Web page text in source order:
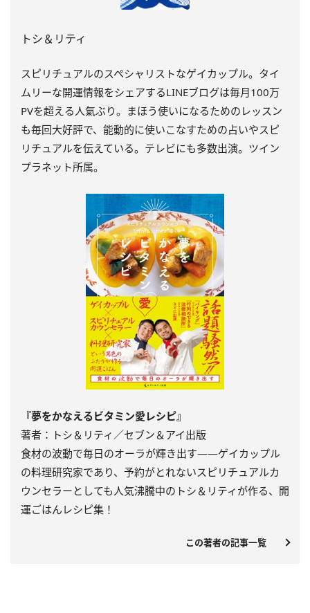
トシ＆リティ
スピリチュアルのスペシャリストなゲイカップル。タイ
ムリーな開運情報をシェアするLINEブログは毎月100万
PVを超える人氣ぶり。まほう使いになるためのレッスン
も毎回大好評で、能動的に使いこなすための占いやスピ
リチュアルを伝えている。テレビにも多数出演。ツイン
プラネット所属。
『夢をかなえるビタミン愛レシピ』
著者：トシ＆リティ／セブン＆アイ出版
食材の波動で毎日のオーラが輝き出す――ゲイカップル
の料理研究家であり、予約がとれないスピリチュアルカ
ウンセラーとしても人気沸騰中のトシ＆リティが作る、開
運ごはんレシピ集！
この著者の記事一覧